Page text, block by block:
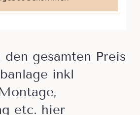
den gesamten Preis
inkl
etc. hier